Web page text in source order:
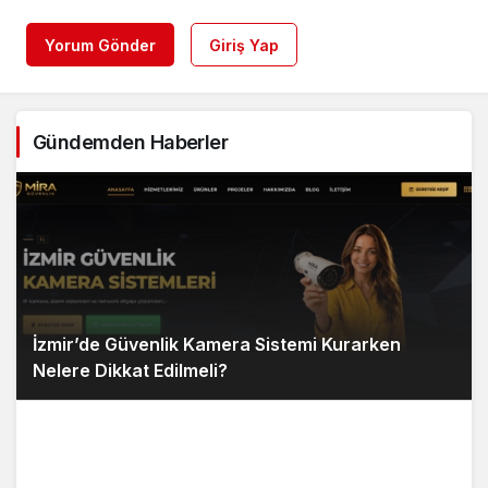
Yorum Gönder Giriş Yap
Gündemden Haberler
İzmir’de Güvenlik Kamera Sistemi Kurarken
Nelere Dikkat Edilmeli?